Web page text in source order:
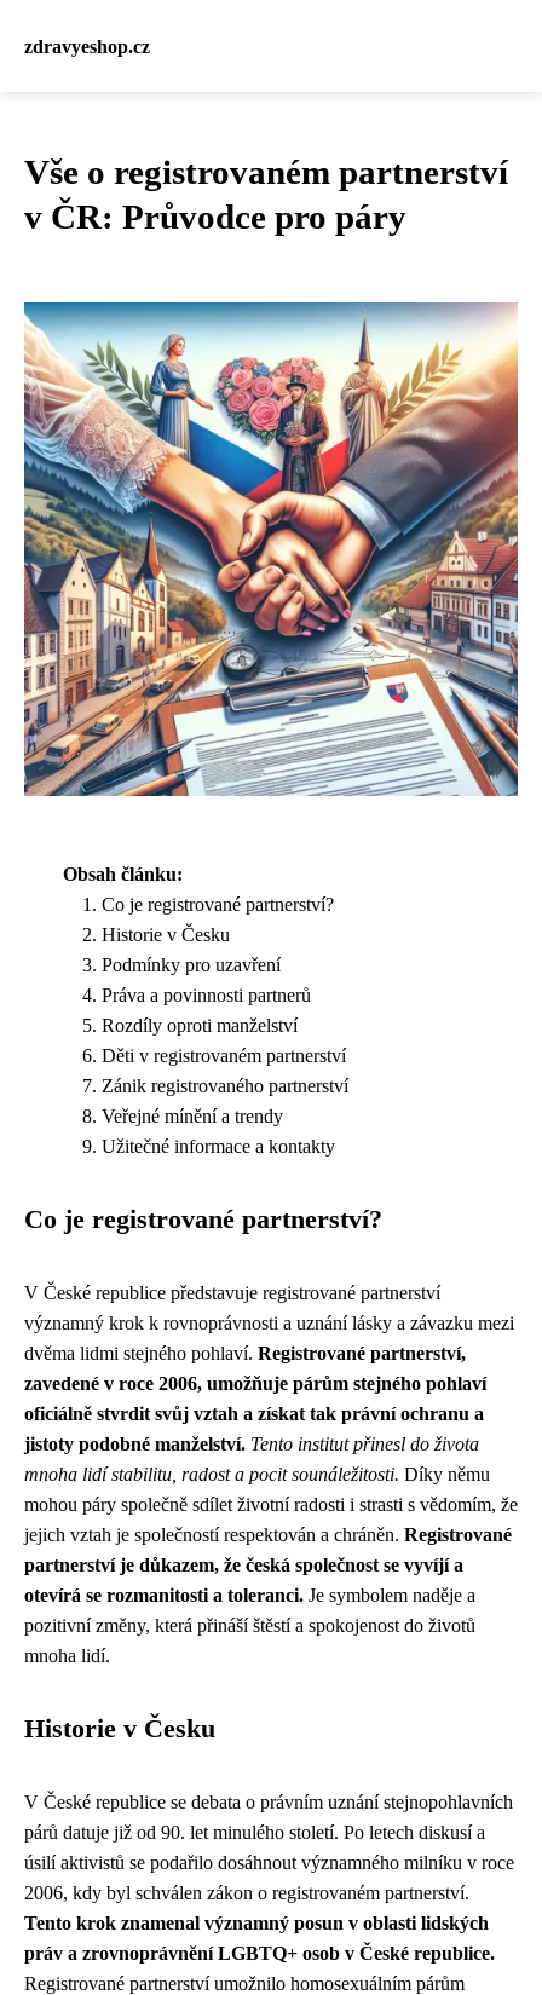
zdravyeshop.cz
Vše o registrovaném partnerství
v ČR: Průvodce pro páry
Obsah článku:
Co je registrované partnerství?
Historie v Česku
Podmínky pro uzavření
Práva a povinnosti partnerů
Rozdíly oproti manželství
Děti v registrovaném partnerství
Zánik registrovaného partnerství
Veřejné mínění a trendy
Užitečné informace a kontakty
Co je registrované partnerství?
V České republice představuje registrované partnerství
významný krok k rovnoprávnosti a uznání lásky a závazku mezi
dvěma lidmi stejného pohlaví. Registrované partnerství,
zavedené v roce 2006, umožňuje párům stejného pohlaví
oficiálně stvrdit svůj vztah a získat tak právní ochranu a
jistoty podobné manželství. Tento institut přinesl do života
mnoha lidí stabilitu, radost a pocit sounáležitosti. Díky němu
mohou páry společně sdílet životní radosti i strasti s vědomím, že
jejich vztah je společností respektován a chráněn. Registrované
partnerství je důkazem, že česká společnost se vyvíjí a
otevírá se rozmanitosti a toleranci. Je symbolem naděje a
pozitivní změny, která přináší štěstí a spokojenost do životů
mnoha lidí.
Historie v Česku
V České republice se debata o právním uznání stejnopohlavních
párů datuje již od 90. let minulého století. Po letech diskusí a
úsilí aktivistů se podařilo dosáhnout významného milníku v roce
2006, kdy byl schválen zákon o registrovaném partnerství.
Tento krok znamenal významný posun v oblasti lidských
práv a zrovnoprávnění LGBTQ+ osob v České republice.
Registrované partnerství umožnilo homosexuálním párům